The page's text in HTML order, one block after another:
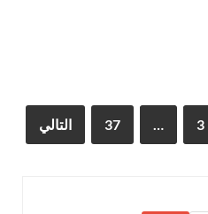
3
…
37 التالي